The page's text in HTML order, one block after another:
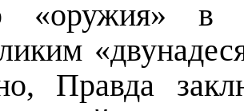
«оружия» в
Правда